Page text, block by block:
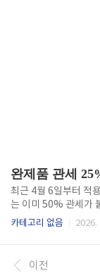
최근 4월 6일부터 적
는 이미 50% 관세가
들여다볼수록 안심할
결국 저희 같은 소재
격탄을 맞은 이유제
카테고리 없음 2026.
이전